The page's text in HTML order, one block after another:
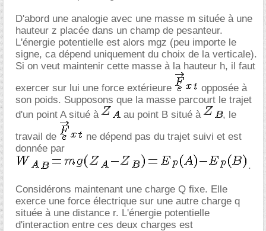
D'abord une analogie avec une masse m située à une
hauteur z placée dans un champ de pesanteur.
L'énergie potentielle est alors mgz (peu importe le
signe, ca dépend uniquement du choix de la verticale).
Si on veut maintenir cette masse à la hauteur h, il faut
exercer sur lui une force extérieure
opposée à
son poids. Supposons que la masse parcourt le trajet
d'un point A situé à
au point B situé à
, le
travail de
ne dépend pas du trajet suivi et est
donnée par
.
Considérons maintenant une charge Q fixe. Elle
exerce une force électrique sur une autre charge q
située à une distance r. L'énergie potentielle
d'interaction entre ces deux charges est